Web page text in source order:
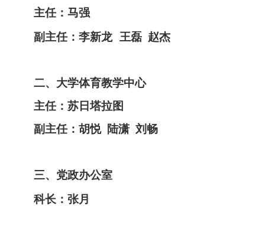
主任： 马强
副主任： 李新龙 王磊 赵杰
二、大学体育教学中心
主任：苏日塔拉图
副主任： 胡悦 陆潇 刘畅
三、党政办公室
科长：张月